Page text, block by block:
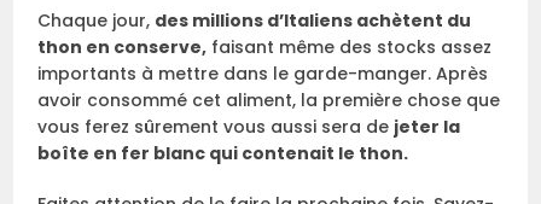
Chaque jour, des millions d’Italiens achètent du
thon en conserve, faisant même des stocks assez
importants à mettre dans le garde-manger. Après
avoir consommé cet aliment, la première chose que
vous ferez sûrement vous aussi sera de jeter la
boîte en fer blanc qui contenait le thon.